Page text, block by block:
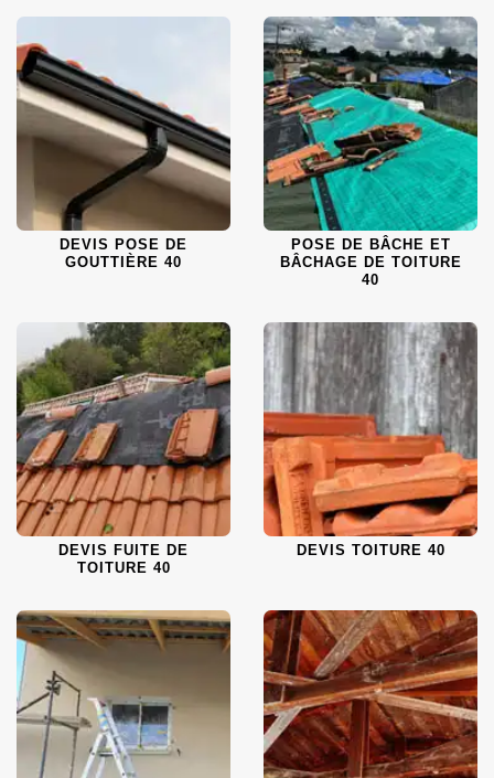
DEVIS POSE DE
GOUTTIÈRE 40
POSE DE BÂCHE ET
BÂCHAGE DE TOITURE
40
DEVIS FUITE DE
TOITURE 40
DEVIS TOITURE 40